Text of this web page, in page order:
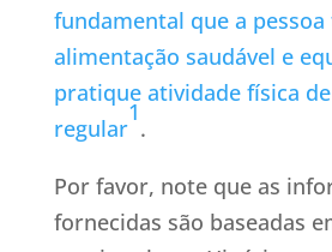
fundamental que a
alimentação saudável e
pratique atividade física
regular
1
.
Por favor, note que as
fornecidas são baseadas